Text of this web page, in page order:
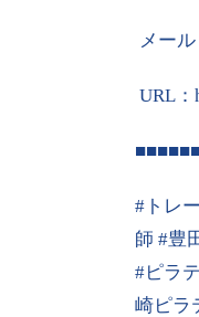
メール
URL ：
# トレ
師 #豊
#ピラ
崎ピラ